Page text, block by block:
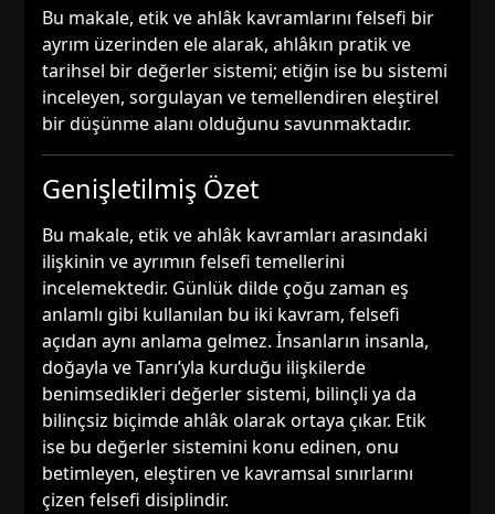
Bu makale, etik ve ahlâk kavramlarını felsefi bir
ayrım üzerinden ele alarak, ahlâkın pratik ve
tarihsel bir değerler sistemi; etiğin ise bu sistemi
inceleyen, sorgulayan ve temellendiren eleştirel
bir düşünme alanı olduğunu savunmaktadır.
Genişletilmiş Özet
Bu makale, etik ve ahlâk kavramları arasındaki
ilişkinin ve ayrımın felsefi temellerini
incelemektedir. Günlük dilde çoğu zaman eş
anlamlı gibi kullanılan bu iki kavram, felsefi
açıdan aynı anlama gelmez. İnsanların insanla,
doğayla ve Tanrı’yla kurduğu ilişkilerde
benimsedikleri değerler sistemi, bilinçli ya da
bilinçsiz biçimde ahlâk olarak ortaya çıkar. Etik
ise bu değerler sistemini konu edinen, onu
betimleyen, eleştiren ve kavramsal sınırlarını
çizen felsefi disiplindir.